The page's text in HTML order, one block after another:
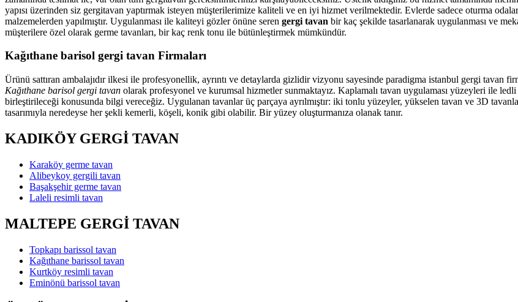
yapısı üzerinden siz gergitavan yaptırmak isteyen müşterilerimize kaliteli ve en iyi hizmet verilmektedir. Evlerde sadece oturma
malzemelerden yapılmıştır. Uygulanması ile kaliteyi gözler önüne seren gergi tavan bir kaç şekilde tasarlanarak uygulanması ve
müşterilere özel olarak germe tavanları, bir kaç renk tonu ile bütünleştirmek mümkündür.
Kağıthane barisol gergi tavan Firmaları
Ürünü sattıran ambalajıdır ilkesi ile profesyonellik, ayrıntı ve detaylarda gizlidir vizyonu sayesinde paradigma istanbul gergi tavan
Kağıthane barisol gergi tavan olarak profesyonel ve kurumsal hizmetler sunmaktayız. Kaplamalı tavan uygulaması yüzeyleri ile
birleştirileceği konusunda bilgi vereceğiz. Uygulanan tavanlar üç parçaya ayrılmıştır: iki tonlu yüzeyler, yükselen tavan ve 3D
tasarımıyla neredeyse her şekli kemerli, köşeli, konik gibi olabilir. Bir yüzey oluşturmanıza olanak tanır.
KADIKÖY GERGİ TAVAN
Karaköy germe tavan
Alibeykoy gergili tavan
Başakşehir germe tavan
Laleli resimli tavan
MALTEPE GERGİ TAVAN
Topkapı barissol tavan
Kağıthane barissol tavan
Kurtköy resimli tavan
Eminönü barissol tavan